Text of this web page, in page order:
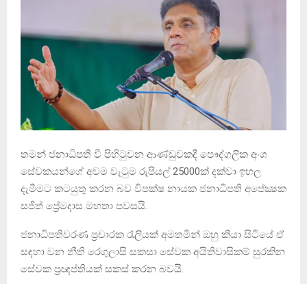
තමන් ජනාධිපති වී පිහිටුවන ආණ්ඩුවකදී පෞද්ගලික අංශ
සේවකයන්ගේ අවම වැටුම රුපියල් 25000ක් දක්වා ඉහල
දැමීමට කටයුතු කරන බව විපක්ෂ නායක ජනාධිපති අපේක්‍ෂක
සජිත් ප්‍රේමදාස මහතා පවසයි.
ජනාධිපතිවරණ ප්‍රචාරක රැලියක් අමතමින් ඔහු කියා සිටියේ ඒ
සඳහා වන නීති රෙගුලාසි සකසා සේවක අයිතිවාසිකම් සුරකින
සේවක ප්‍රඥප්තියක් සකස් කරන බවයි.